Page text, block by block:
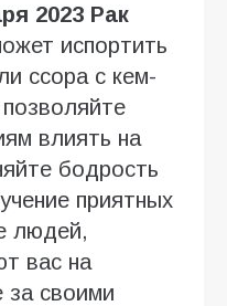
2023 Рак
испортить
ссора с кем-
влиять на
бодрость
приятных
людей,
вас на
за своими